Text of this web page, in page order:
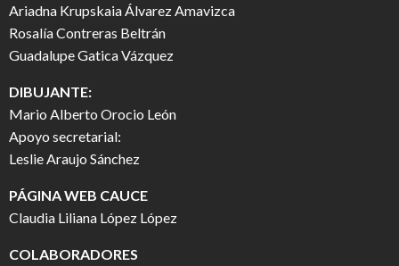
Ariadna Krupskaia Álvarez Amavizca
Rosalía Contreras Beltrán
Guadalupe Gatica Vázquez
DIBUJANTE:
Mario Alberto Orocio León
Apoyo secretarial:
Leslie Araujo Sánchez
PÁGINA WEB CAUCE
Claudia Liliana López López
COLABORADORES